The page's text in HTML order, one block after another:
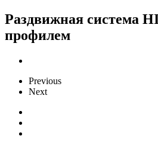
Раздвижная система
профилем
Previous
Next